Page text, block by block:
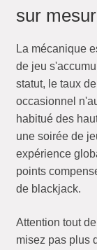
sur
La mécanique
de jeu
statut, le taux
occasionnel
habitué des
une soirée de
expérience
points
de blackjack.
Attention tout
misez pas plus